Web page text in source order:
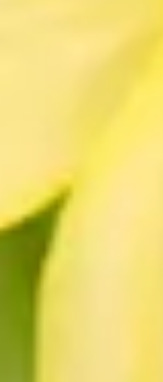
Amaryllisgewächse
Blütezeit